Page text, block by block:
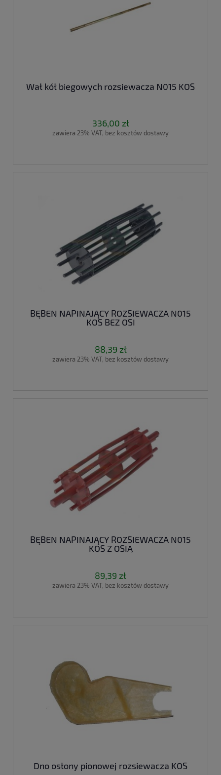
Wał kół biegowych rozsiewacza N015 KOS
336,00 zł
zawiera 23% VAT, bez kosztów dostawy
BĘBEN NAPINAJĄCY ROZSIEWACZA N015
KOS BEZ OSI
88,39 zł
zawiera 23% VAT, bez kosztów dostawy
BĘBEN NAPINAJĄCY ROZSIEWACZA N015
KOS Z OSIĄ
89,39 zł
zawiera 23% VAT, bez kosztów dostawy
Dno osłony pionowej rozsiewacza KOS